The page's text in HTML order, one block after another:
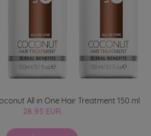
All in One Hair Treatment 150 ml
28.95 EUR